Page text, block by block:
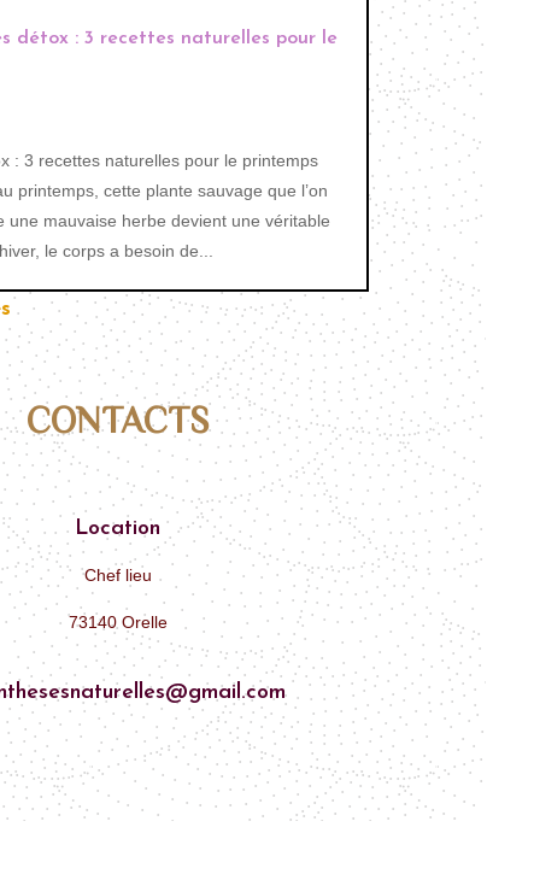
détox : 3 recettes naturelles pour le
: 3 recettes naturelles pour le printemps
printemps, cette plante sauvage que l’on
une mauvaise herbe devient une véritable
le corps a besoin de...
CONTACTS
Location
Chef lieu
73140 Orelle